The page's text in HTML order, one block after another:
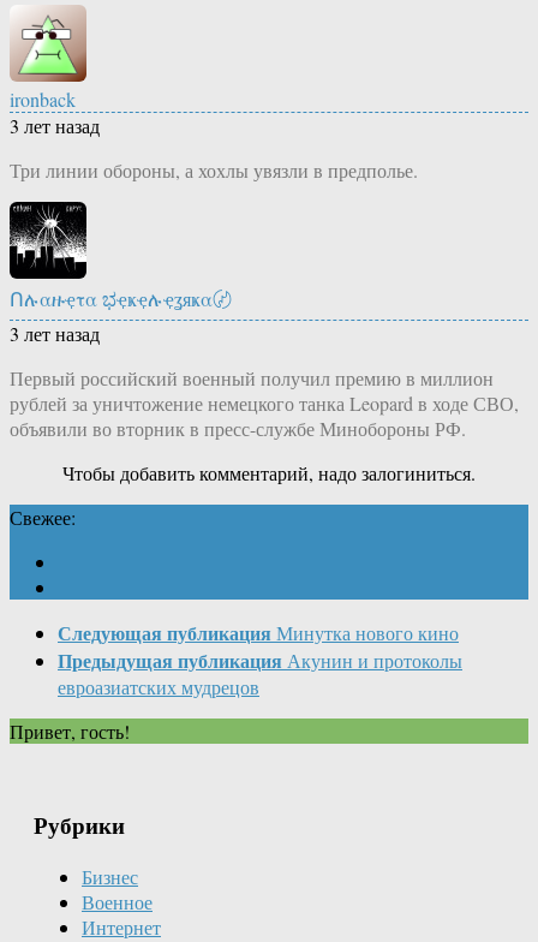
ironback
3 лет назад
Три линии обороны, а хохлы увязли в предполье.
Ոሉαዙҿτα ಭҿҝҿሉҿʓяҝα〄
3 лет назад
Первый российский военный получил премию в миллион
рублей за уничтожение немецкого танка Leopard в ходе СВО,
объявили во вторник в пресс-службе Минобороны РФ.
Чтобы добавить комментарий, надо залогиниться.
Свежее:
Следующая публикация Минутка нового кино
Предыдущая публикация Акунин и протоколы
евроазиатских мудрецов
Привет, гость!
Рубрики
Бизнес
Военное
Интернет